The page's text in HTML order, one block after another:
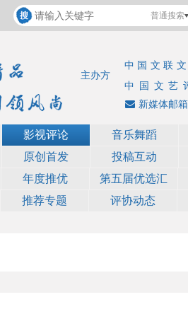
普通搜索
中国文联
中国文艺
主办方
新媒体邮箱
影视评论 音乐舞蹈
原创首发 投稿互动
年度推优 第五届优选汇
推荐专题 评协动态